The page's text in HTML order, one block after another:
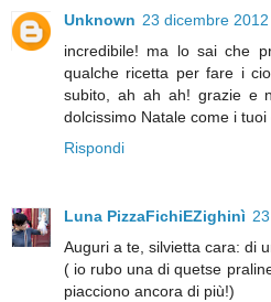
Unknown 23 dicembre
incredibile! ma lo sai che
qualche ricetta per fare i
subito, ah ah ah! grazie e
dolcissimo Natale come i
Rispondi
Luna PizzaFichiEZighinì
Auguri a te, silvietta cara: di
( io rubo una di quetse
piacciono ancora di più!)